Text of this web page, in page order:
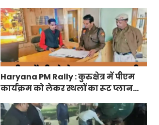
Haryana PM Rally : कुरुक्षेत्र में पीएम
कार्यक्रम को लेकर स्थलों का रूट प्लान